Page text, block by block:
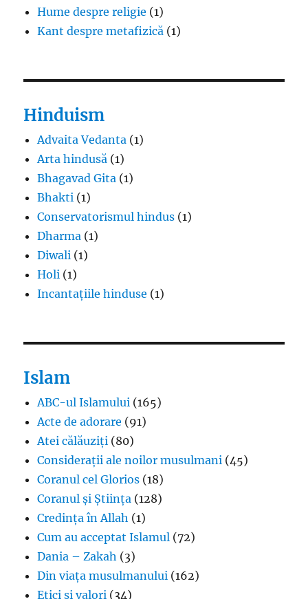
Hume despre religie (1)
Kant despre metafizică (1)
Hinduism
Advaita Vedanta (1)
Arta hindusă (1)
Bhagavad Gita (1)
Bhakti (1)
Conservatorismul hindus (1)
Dharma (1)
Diwali (1)
Holi (1)
Incantațiile hinduse (1)
Islam
ABC-ul Islamului (165)
Acte de adorare (91)
Atei călăuziți (80)
Considerații ale noilor musulmani (45)
Coranul cel Glorios (18)
Coranul și Știința (128)
Credința în Allah (1)
Cum au acceptat Islamul (72)
Dania – Zakah (3)
Din viața musulmanului (162)
Etici și valori (34)